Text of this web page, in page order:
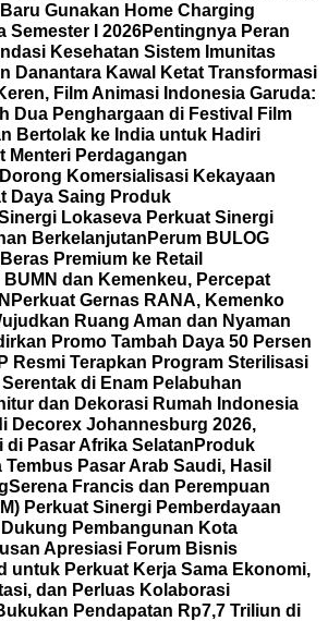
Gunakan Home Charging
Semester I 2026Pentingnya Peran
Kesehatan Sistem Imunitas
Danantara Kawal Ketat Transformasi
Film Animasi Indonesia Garuda:
Dua Penghargaan di Festival Film
Bertolak ke India untuk Hadiri
Menteri Perdagangan
Komersialisasi Kekayaan
Daya Saing Produk
Lokaseva Perkuat Sinergi
Berkelanjutan Perum BULOG
Premium ke Retail
dan Kemenkeu, Percepat
Perkuat Gernas RANA, Kemenko
Ruang Aman dan Nyaman
Promo Tambah Daya 50 Persen
Resmi Terapkan Program Sterilisasi
di Enam Pelabuhan
dan Dekorasi Rumah Indonesia
Decorex Johannesburg 2026,
di Pasar Afrika Selatan Produk
Pasar Arab Saudi, Hasil
Serena Francis dan Perempuan
Perkuat Sinergi Pemberdayaan
Pembangunan Kota
Apresiasi Forum Bisnis
untuk Perkuat Kerja Sama Ekonomi,
dan Perluas Kolaborasi
Pendapatan Rp7,7 Triliun di